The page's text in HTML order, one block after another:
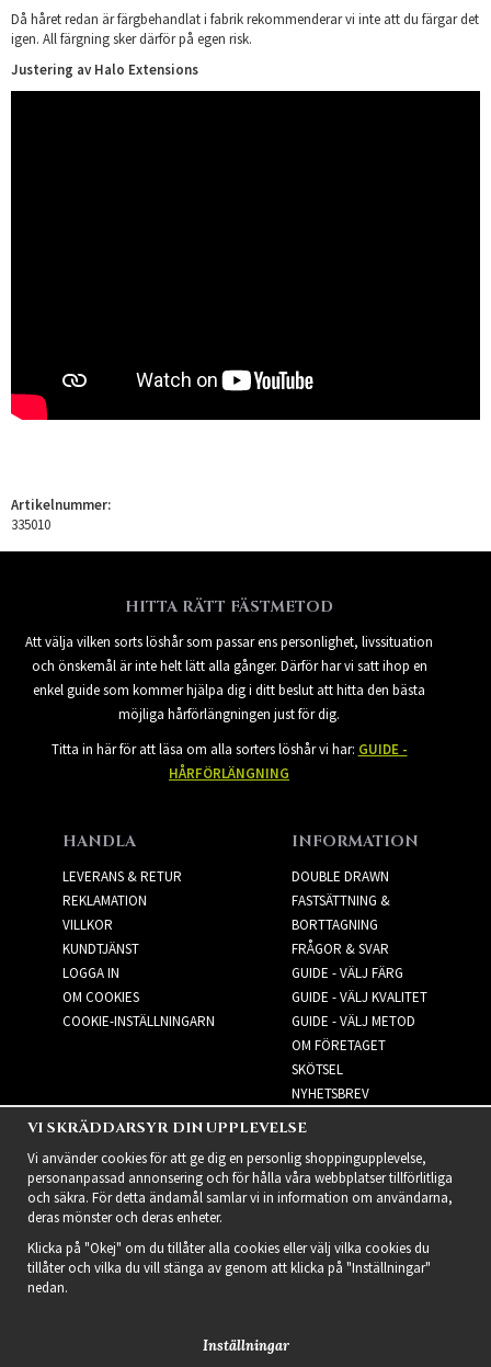
Då håret redan är färgbehandlat i fabrik rekommenderar vi inte att du färgar det
igen. All färgning sker därför på egen risk.
Justering av Halo Extensions
Artikelnummer:
335010
HITTA RÄTT FÄSTMETOD
Att välja vilken sorts löshår som passar ens personlighet, livssituation
och önskemål är inte helt lätt alla gånger. Därför har vi satt ihop en
enkel guide som kommer hjälpa dig i ditt beslut att hitta den bästa
möjliga hårförlängningen just för dig.
Titta in här för att läsa om alla sorters löshår vi har: GUIDE -
HÅRFÖRLÄNGNING
HANDLA
LEVERANS & RETUR
REKLAMATION
VILLKOR
KUNDTJÄNST
LOGGA IN
OM COOKIES
COOKIE-INSTÄLLNINGARN
INFORMATION
DOUBLE DRAWN
FASTSÄTTNING &
BORTTAGNING
FRÅGOR & SVAR
GUIDE - VÄLJ FÄRG
GUIDE - VÄLJ KVALITET
GUIDE - VÄLJ METOD
OM FÖRETAGET
SKÖTSEL
NYHETSBREV
NYHETSBREV
VI SKRÄDDARSYR DIN UPPLEVELSE
Vi använder cookies för att ge dig en personlig shoppingupplevelse,
personanpassad annonsering och för hålla våra webbplatser tillförlitliga
och säkra. För detta ändamål samlar vi in information om användarna,
deras mönster och deras enheter.
Klicka på "Okej" om du tillåter alla cookies eller välj vilka cookies du
tillåter och vilka du vill stänga av genom att klicka på "Inställningar"
nedan.
Inställningar